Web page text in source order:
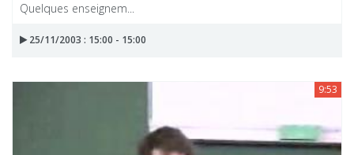
Quelques enseignem...
25/11/2003 : 15:00 - 15:00
9:53